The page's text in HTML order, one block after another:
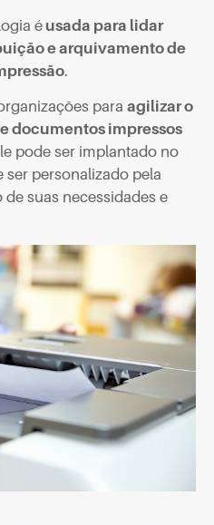
é usada para lidar
e arquivamento de
.
para agilizar o
documentos impressos
pode ser implantado no
personalizado pela
suas necessidades e